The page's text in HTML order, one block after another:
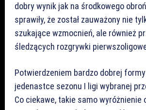
dobry wynik jak na środkowego
sprawiły, że został zauważony nie
szukające wzmocnień, ale również
śledzących rozgrywki
Potwierdzeniem bardzo dobrej
jedenastce sezonu I ligi wybranej
Co ciekawe, takie samo wyróżnienie